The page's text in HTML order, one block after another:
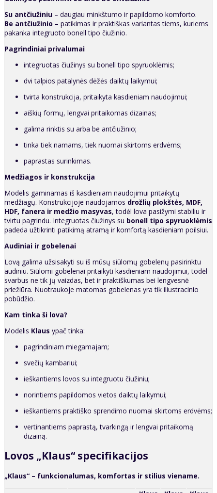
Su antčiužiniu – daugiau minkštumo ir papildomo komforto.
Be antčiužinio – patikimas ir praktiškas variantas tiems, kuriems
pakanka integruoto bonell tipo čiužinio.
Pagrindiniai privalumai
integruotas čiužinys su bonell tipo spyruoklėmis;
dvi talpios patalynės dėžės daiktų laikymui;
tvirta konstrukcija, pritaikyta kasdieniam naudojimui;
aiškių formų, lengvai pritaikomas dizainas;
galima rinktis su arba be antčiužinio;
tinka tiek namams, tiek nuomai skirtoms erdvėms;
paprastas surinkimas.
Medžiagos ir konstrukcija
Modelis gaminamas iš kasdieniam naudojimui pritaikytų
medžiagų. Konstrukcijoje naudojamos drožlių plokštės, MDF,
HDF, fanera ir medžio masyvas, todėl lova pasižymi stabiliu ir
tvirtu pagrindu. Integruotas čiužinys su bonell tipo spyruoklėmis
padeda užtikrinti patikimą atramą ir komfortą kasdieniam poilsiui.
Audiniai ir gobelenai
Lovą galima užsisakyti su iš mūsų siūlomų gobelenų pasirinktu
audiniu. Siūlomi gobelenai pritaikyti kasdieniam naudojimui, todėl
svarbus ne tik jų vaizdas, bet ir praktiškumas bei lengvesnė
priežiūra. Nuotraukoje matomas gobelenas yra tik iliustracinio
pobūdžio.
Kam tinka ši lova?
Modelis Klaus ypač tinka:
pagrindiniam miegamajam;
svečių kambariui;
ieškantiems lovos su integruotu čiužiniu;
norintiems papildomos vietos daiktų laikymui;
ieškantiems praktiško sprendimo nuomai skirtoms erdvėms;
vertinantiems paprastą, tvarkingą ir lengvai pritaikomą
dizainą.
Lovos „Klaus“ specifikacijos
„Klaus“ – funkcionalumas, komfortas ir stilius viename.